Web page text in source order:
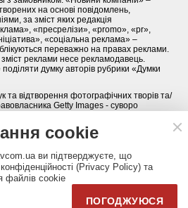
на основі повідомлень,
за зміст яких редакція
«пресрелізи», «promo», «pr»,
«соціальна реклама» –
переважно на правах реклами.
зміст реклами несе рекламодавець.
думку авторів рубрики «Думки
та відтворення фотографічних творів та/
Getty Images - суворо
Policy). Правила сайту
АРХІВ
,opendatabot.ua
cookie
ви підтверджуєте, що
(Privacy Policy) та
файлів cookie
ПОГОДЖУЮСЯ